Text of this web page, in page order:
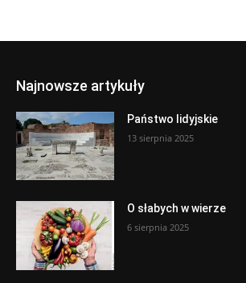
Najnowsze artykuły
Państwo lidyjskie
13 sierpnia 2025
O słabych w wierze
6 sierpnia 2025